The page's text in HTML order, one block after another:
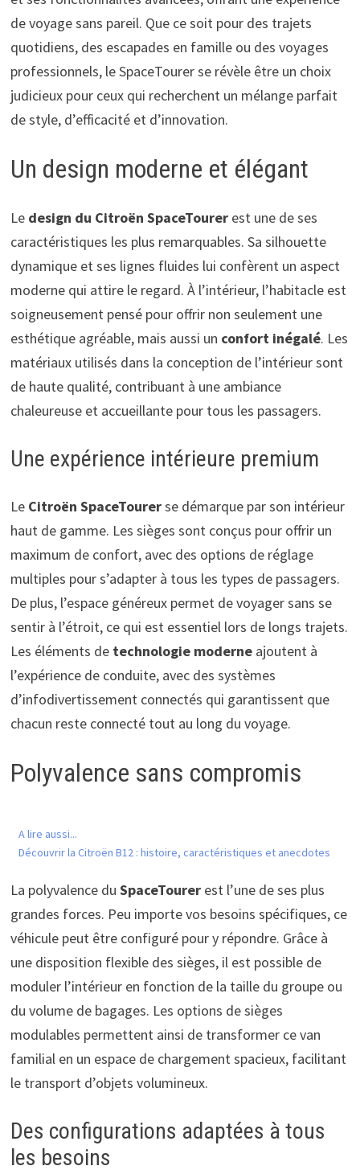
de voyage sans pareil. Que ce soit pour des trajets
quotidiens, des escapades en famille ou des voyages
professionnels, le SpaceTourer se révèle être un choix
judicieux pour ceux qui recherchent un mélange parfait
de style, d’efficacité et d’innovation.
Un design moderne et élégant
Le design du Citroën SpaceTourerest une de ses
caractéristiques les plus remarquables. Sa silhouette
dynamique et ses lignes fluides lui confèrent un aspect
moderne qui attire le regard. À l’intérieur, l’habitacle est
soigneusement pensé pour offrir non seulement une
esthétique agréable, mais aussi un confort inégalé. Les
matériaux utilisés dans la conception de l’intérieur sont
de haute qualité, contribuant à une ambiance
chaleureuse et accueillante pour tous les passagers.
Une expérience intérieure premium
Le Citroën SpaceTourerse démarque par son intérieur
haut de gamme. Les sièges sont conçus pour offrir un
maximum de confort, avec des options de réglage
multiples pour s’adapter à tous les types de passagers.
De plus, l’espace généreux permet de voyager sans se
sentir à l’étroit, ce qui est essentiel lors de longs trajets.
Les éléments de technologie moderneajoutent à
l’expérience de conduite, avec des systèmes
d’infodivertissement connectés qui garantissent que
chacun reste connecté tout au long du voyage.
Polyvalence sans compromis
A lire aussi...
Découvrir la Citroën B12 : histoire, caractéristiques et anecdotes
La polyvalence du SpaceTourerest l’une de ses plus
grandes forces. Peu importe vos besoins spécifiques, ce
véhicule peut être configuré pour y répondre. Grâce à
une disposition flexible des sièges, il est possible de
moduler l’intérieur en fonction de la taille du groupe ou
du volume de bagages. Les options de sièges
modulables permettent ainsi de transformer ce van
familial en un espace de chargement spacieux, facilitant
le transport d’objets volumineux.
Des configurations adaptées à tous
les besoins